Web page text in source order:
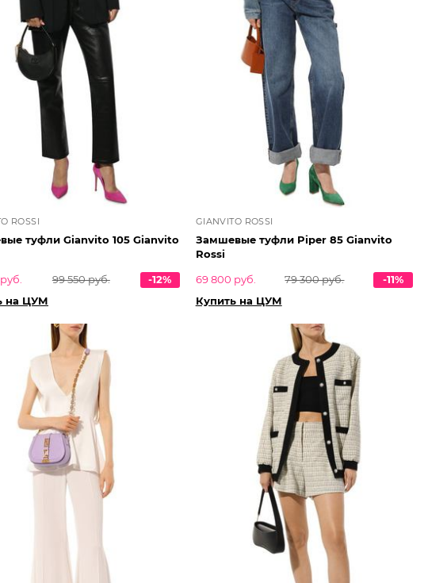
ROSSI
туфли Gianvito 105 Gianvito
99 550 руб.
-12%
на ЦУМ
GIANVITO ROSSI
Замшевые туфли Piper 85 Gianvito
Rossi
69 800 руб.
79 300 руб.
-11%
Купить на ЦУМ